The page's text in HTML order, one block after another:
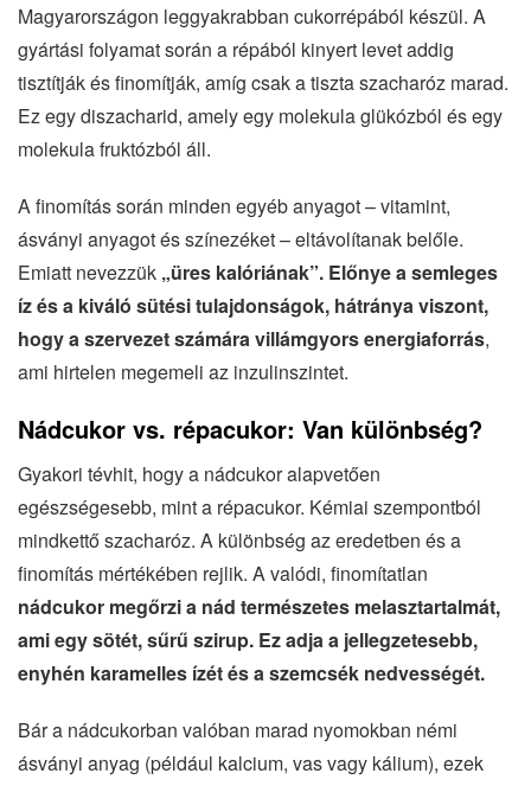
Magyarországon leggyakrabban cukorrépából készül. A
gyártási folyamat során a répából kinyert levet addig
tisztítják és finomítják, amíg csak a tiszta szacharóz marad.
Ez egy diszacharid, amely egy molekula glükózból és egy
molekula fruktózból áll.
A finomítás során minden egyéb anyagot – vitamint,
ásványi anyagot és színezéket – eltávolítanak belőle.
Emiatt nevezzük „üres kalóriának”. Előnye a semleges
íz és a kiváló sütési tulajdonságok, hátránya viszont,
hogy a szervezet számára villámgyors energiaforrás,
ami hirtelen megemeli az inzulinszintet.
Nádcukor vs. répacukor: Van különbség?
Gyakori tévhit, hogy a nádcukor alapvetően
egészségesebb, mint a répacukor. Kémiai szempontból
mindkettő szacharóz. A különbség az eredetben és a
finomítás mértékében rejlik. A valódi, finomítatlan
nádcukor megőrzi a nád természetes melasztartalmát,
ami egy sötét, sűrű szirup. Ez adja a jellegzetesebb,
enyhén karamelles ízét és a szemcsék nedvességét.
Bár a nádcukorban valóban marad nyomokban némi
ásványi anyag (például kalcium, vas vagy kálium), ezek